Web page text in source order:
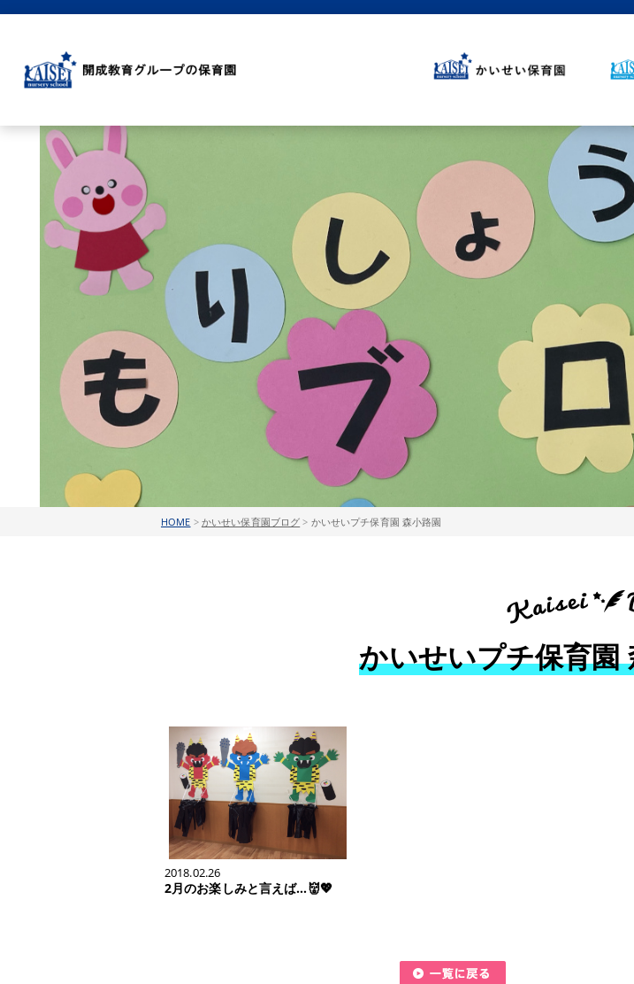
HOME > かいせい保育園ブログ > かいせいプチ保育園 森小路園
かいせいプチ保育園
2018.02.26
2月のお楽しみと言えば…👹💖